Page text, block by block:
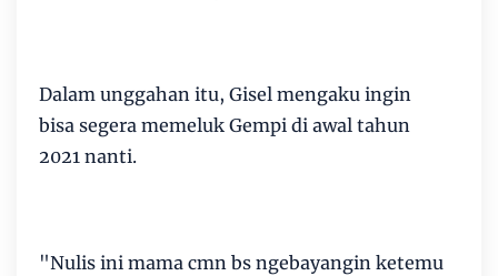
Dalam unggahan itu, Gisel mengaku ingin
bisa segera memeluk Gempi di awal tahun
2021 nanti.
"Nulis ini mama cmn bs ngebayangin ketemu